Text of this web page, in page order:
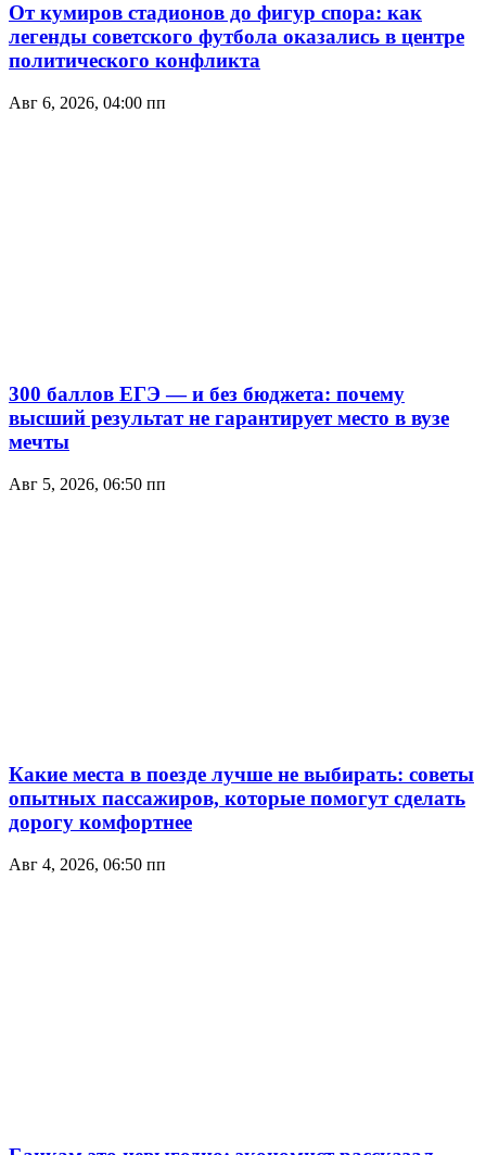
От кумиров стадионов до фигур спора: как
легенды советского футбола оказались в центре
политического конфликта
Авг 6, 2026, 04:00 пп
300 баллов ЕГЭ — и без бюджета: почему
высший результат не гарантирует место в вузе
мечты
Авг 5, 2026, 06:50 пп
Какие места в поезде лучше не выбирать: советы
опытных пассажиров, которые помогут сделать
дорогу комфортнее
Авг 4, 2026, 06:50 пп